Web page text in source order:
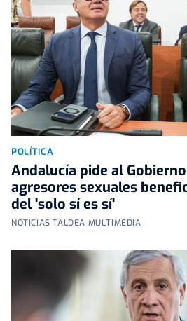
POLÍTICA
Andalucía pide al
agresores sexuales
del 'solo sí es sí'
NOTICIAS TALDEA MULTIMEDIA